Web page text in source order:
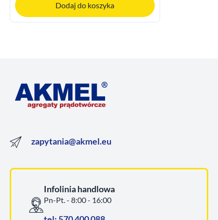
Dodaj do koszyka
zapytania@akmel.eu
Infolinia handlowa
Pn-Pt. - 8:00 - 16:00